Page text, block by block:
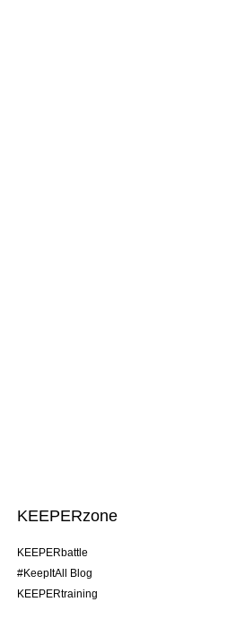
KEEPERzone
KEEPERbattle
#KeepItAll Blog
KEEPERtraining